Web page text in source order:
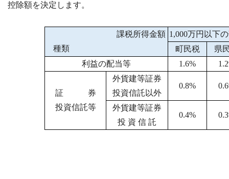
控除額を決定します。
課税所得金額 1,000万円以下
種類
町民税
県
利益の配当等
1.6%
証 券
投資信託等
外貨建等証券
投資信託以外
0.8%
外貨建等証券
投 資 信 託
0.4%